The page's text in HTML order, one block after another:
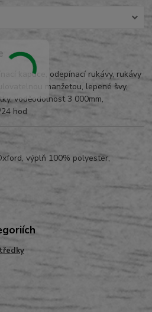
kapuce, odepínací rukávy, rukávy
manžetou, lepené švy,
voděodolnost 3 000mm,
hod
výplň 100% polyester,